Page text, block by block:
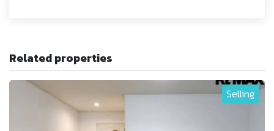
Related properties
Selling